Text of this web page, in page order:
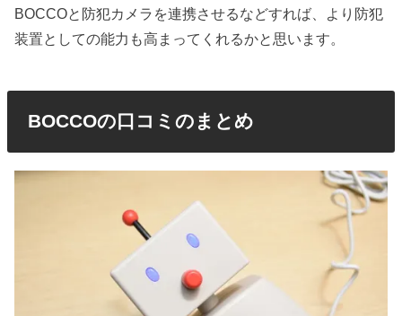
BOCCOと防犯カメラを連携させるなどすれば、より防犯
装置としての能力も高まってくれるかと思います。
BOCCOの口コミのまとめ